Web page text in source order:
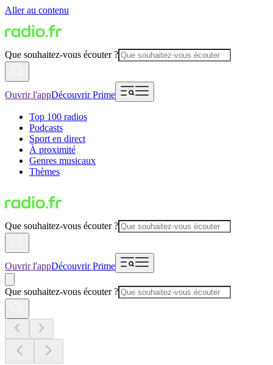
Aller au contenu
Que souhaitez-vous écouter ?
Ouvrir l'appDécouvrir Prime
Top 100 radios
Podcasts
Sport en direct
À proximité
Genres musicaux
Thèmes
Que souhaitez-vous écouter ?
Ouvrir l'appDécouvrir Prime
Que souhaitez-vous écouter ?